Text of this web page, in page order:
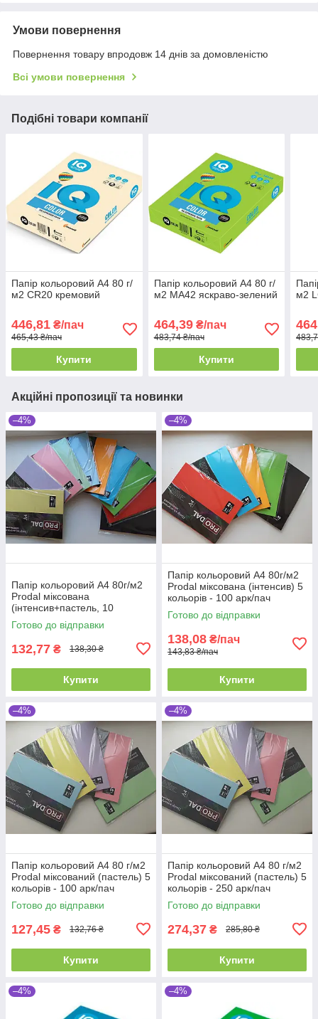
Умови повернення
Повернення товару впродовж 14 днів за домовленістю
Всі умови повернення
Подібні товари компанії
Папір кольоровий А4 80 г/
м2 CR20 кремовий
446,81 ₴/пач
465,43 ₴/пач
Купити
Папір кольоровий А4 80 г/
м2 MA42 яскраво-зелений
464,39₴/пач
483,74 ₴/пач
Купити
м2
Акційні пропозиції та новинки
–4%
Папір кольоровий А4 80г/м2
Prodal міксована
(інтенсив+пастель, 10
кольорів) 100арк/пач
Готово до відправки
132,77 ₴ 138,30 ₴
Купити
–4%
Папір кольоровий А4 80г/м2
Prodal міксована (інтенсив) 5
кольорів - 100 арк/пач
Готово до відправки
138,08 ₴/пач
143,83 ₴/пач
Купити
–4%
Папір кольоровий А4 80 г/м2
Prodal міксований (пастель) 5
кольорів - 100 арк/пач
Готово до відправки
127,45 ₴ 132,76 ₴
Купити
–4%
Папір кольоровий А4 80 г/м2
Prodal міксований (пастель) 5
кольорів - 250 арк/пач
Готово до відправки
274,37 ₴ 285,80 ₴
Купити
–4% –4%